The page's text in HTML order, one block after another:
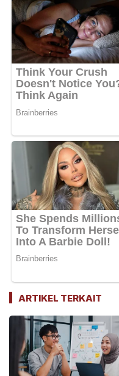
ARTIKEL TERKAIT